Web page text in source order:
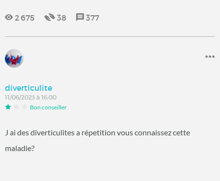
2 675 38 377
diverticulite
11/06/2023 à 16:00
Bon conseiller
J ai des diverticulites a répetition vous connaissez cette
maladie?